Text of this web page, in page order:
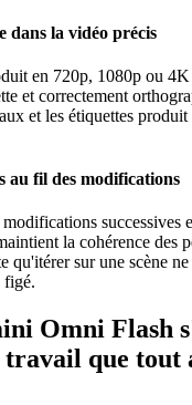
dans la vidéo précis
en 720p, 1080p ou 4K
et correctement
et les étiquettes
au fil des modifications
successives
la cohérence des
qu'itérer sur une scène
figé.
Omni Flash
travail que tout